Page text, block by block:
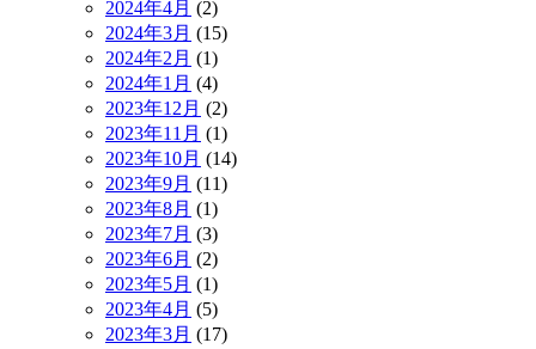
2024年4月 (2)
2024年3月 (15)
2024年2月 (1)
2024年1月 (4)
2023年12月 (2)
2023年11月 (1)
2023年10月 (14)
2023年9月 (11)
2023年8月 (1)
2023年7月 (3)
2023年6月 (2)
2023年5月 (1)
2023年4月 (5)
2023年3月 (17)